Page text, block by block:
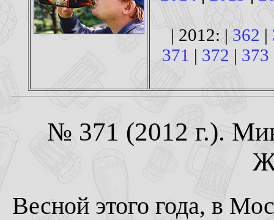
| 2012: |362 |
371 | 372 | 373
№ 371 (2012 г.).
Весной этого года, в